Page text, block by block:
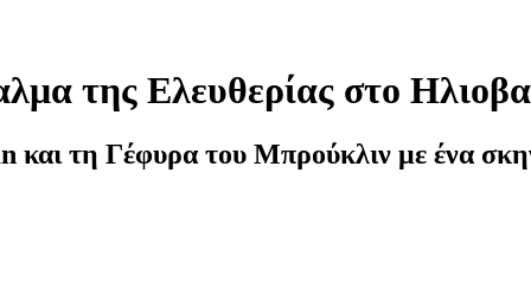
της Ελευθερίας στο
τη Γέφυρα του Μπρούκλιν με ένα